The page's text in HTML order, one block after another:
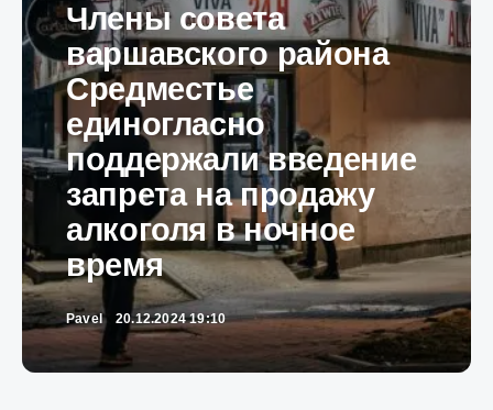
Члены совета
варшавского района
Средместье
единогласно
поддержали введение
запрета на продажу
алкоголя в ночное
время
Pavel 20.12.2024 19:10